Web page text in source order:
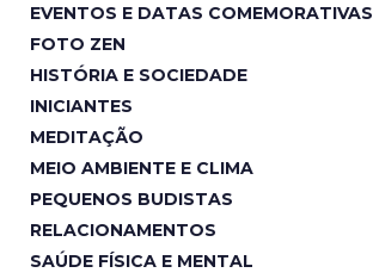
EVENTOS E DATAS COMEMORATIVAS
FOTO ZEN
HISTÓRIA E SOCIEDADE
INICIANTES
MEDITAÇÃO
MEIO AMBIENTE E CLIMA
PEQUENOS BUDISTAS
RELACIONAMENTOS
SAÚDE FÍSICA E MENTAL